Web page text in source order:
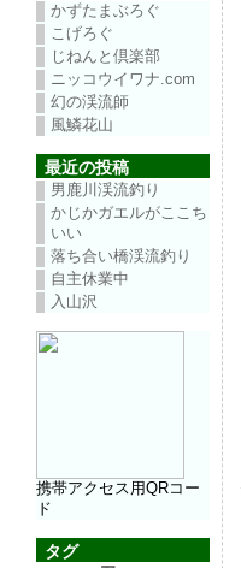
かずたまぶろぐ
こげろぐ
じねんと倶楽部
ニッコウイワナ.com
幻の渓流師
風鱗花山
最近の投稿
男鹿川渓流釣り
かじかガエルがここち
いい
落ち合い橋渓流釣り
自主休業中
入山沢
携帯アクセス用QRコー
ド
タグ